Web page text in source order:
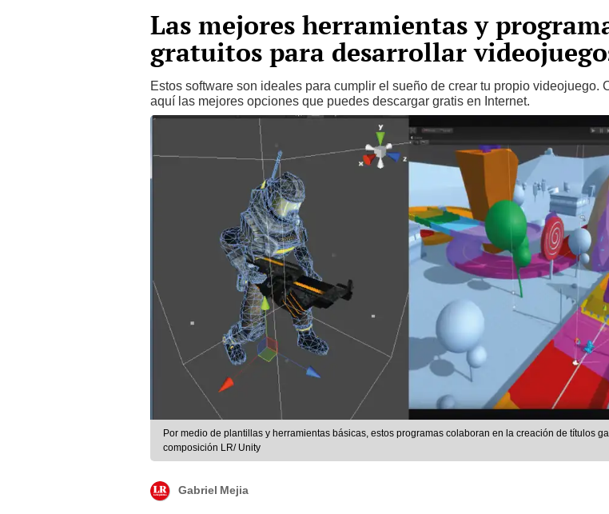
Las mejores herramientas y
gratuitos para desarrollar
Estos software son ideales para cumplir el sueño de crear tu propio videojuego.
aquí las mejores opciones que puedes descargar gratis en Internet.
Por medio de plantillas y herramientas básicas, estos programas colaboran en la creación de títulos
composición LR/ Unity
Gabriel Mejia